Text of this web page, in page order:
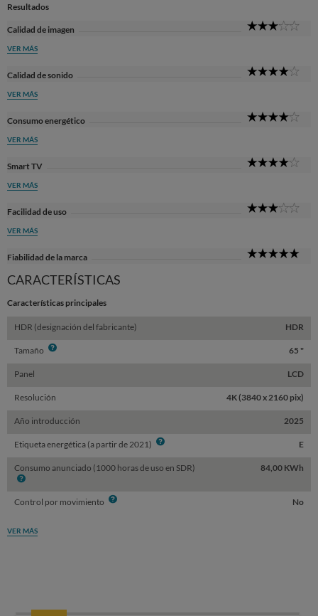
Resultados
Calidad de imagen
VER MÁS
Calidad de sonido
VER MÁS
Consumo energético
VER MÁS
Smart TV
VER MÁS
Facilidad de uso
VER MÁS
Fiabilidad de la marca
CARACTERÍSTICAS
Características principales
HDR (designación del fabricante) HDR
Tamaño Info 65 "
Panel LCD
Resolución 4K (3840 x 2160 pix)
Año introducción 2025
Etiqueta energética (a partir de 2021) Info E
Consumo anunciado (1000 horas de uso en SDR)
Info
84,00 KWh
Control por movimiento Info No
VER MÁS